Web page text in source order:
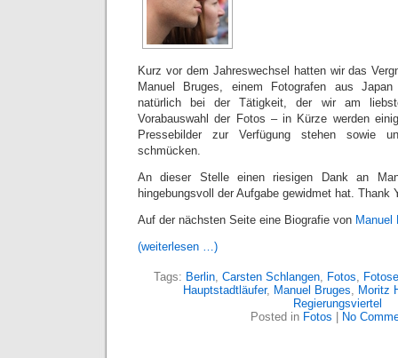
Kurz vor dem Jahreswechsel hatten wir das
Manuel Bruges, einem Fotografen aus
natürlich bei der Tätigkeit, der wir am
Vorabauswahl der Fotos – in Kürze werden
Pressebilder zur Verfügung stehen sowie
schmücken.
An dieser Stelle einen riesigen Dank an
hingebungsvoll der Aufgabe gewidmet hat. Thank
Auf der nächsten Seite eine Biografie von Manuel
(weiterlesen …)
Tags: Berlin, Carsten Schlangen, Fotos,
Hauptstadtläufer, Manuel Bruges, Moritz
Regierungsviertel
Posted in Fotos No